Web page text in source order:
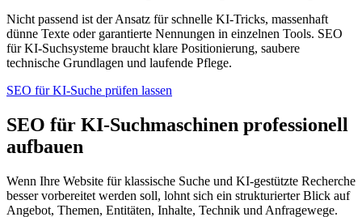
Nicht passend ist der Ansatz für schnelle KI-Tricks, massenhaft
dünne Texte oder garantierte Nennungen in einzelnen Tools. SEO
für KI-Suchsysteme braucht klare Positionierung, saubere
technische Grundlagen und laufende Pflege.
SEO für KI-Suche prüfen lassen
SEO für KI-Suchmaschinen professionell
aufbauen
Wenn Ihre Website für klassische Suche und KI-gestützte Recherche
besser vorbereitet werden soll, lohnt sich ein strukturierter Blick auf
Angebot, Themen, Entitäten, Inhalte, Technik und Anfragewege.